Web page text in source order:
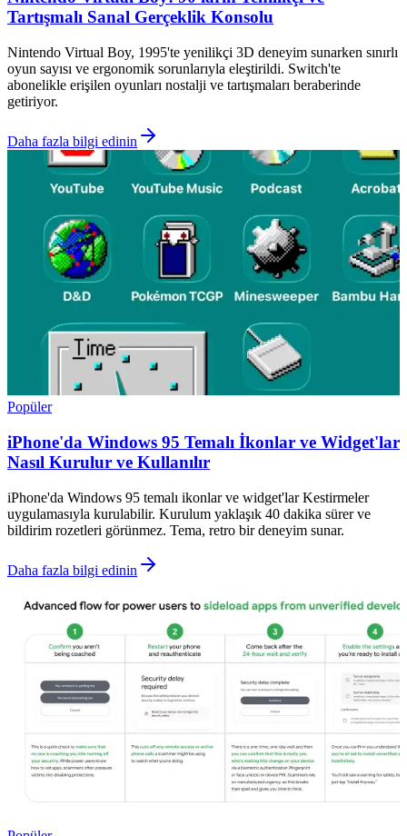
Tartışmalı Sanal Gerçeklik Konsolu
Nintendo Virtual Boy, 1995'te yenilikçi 3D deneyim sunarken sınırlı
oyun sayısı ve ergonomik sorunlarıyla eleştirildi. Switch'te
abonelikle erişilen oyunları nostalji ve tartışmaları beraberinde
getiriyor.
Daha fazla bilgi edinin
Popüler
iPhone'da Windows 95 Temalı İkonlar ve Widget'lar
Nasıl Kurulur ve Kullanılır
iPhone'da Windows 95 temalı ikonlar ve widget'lar Kestirmeler
uygulamasıyla kurulabilir. Kurulum yaklaşık 40 dakika sürer ve
bildirim rozetleri görünmez. Tema, retro bir deneyim sunar.
Daha fazla bilgi edinin